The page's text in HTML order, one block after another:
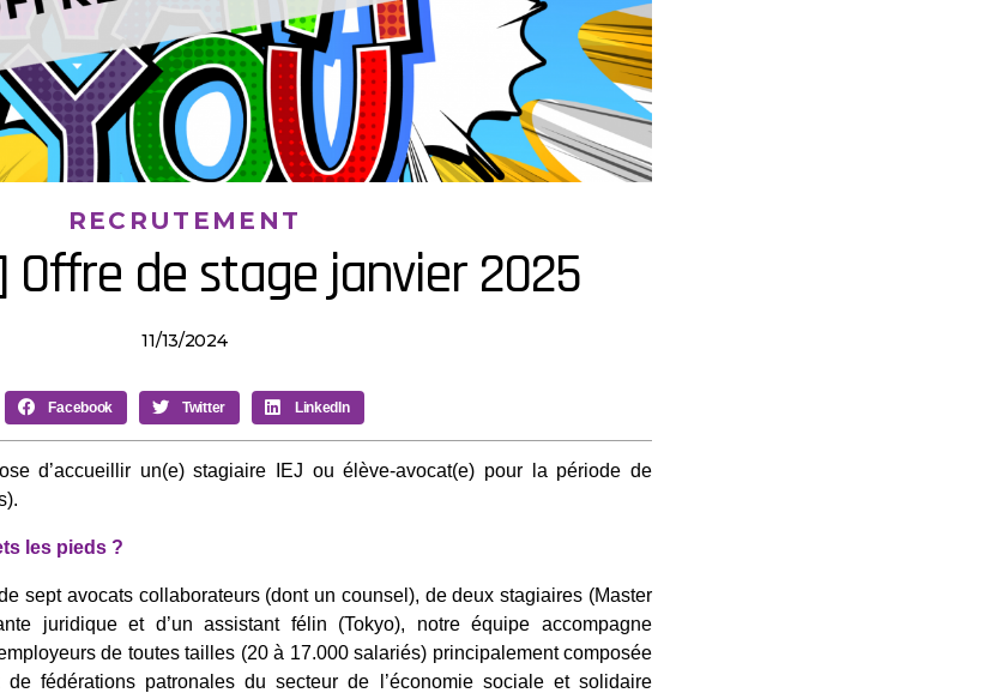
RECRUTEMENT
de stage janvier 2025
11/13/2024
Facebook Twitter LinkedIn
d’accueillir un(e) stagiaire IEJ ou élève-avocat(e) pour la période de
les pieds ?
sept avocats collaborateurs (dont un counsel), de deux stagiaires (Master
juridique et d’un assistant félin (Tokyo), notre équipe accompagne
de toutes tailles (20 à 17.000 salariés) principalement composée
de fédérations patronales du secteur de l’économie sociale et solidaire